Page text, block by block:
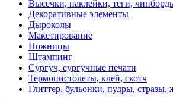
Высечки, наклейки, теги,
Декоративные элементы
Дыроколы
Макетирование
Ножницы
Штампинг
Сургуч, сургучные печати
Термопистолеты, клей, скотч
Глиттер, бульонки, пудры, стразы,